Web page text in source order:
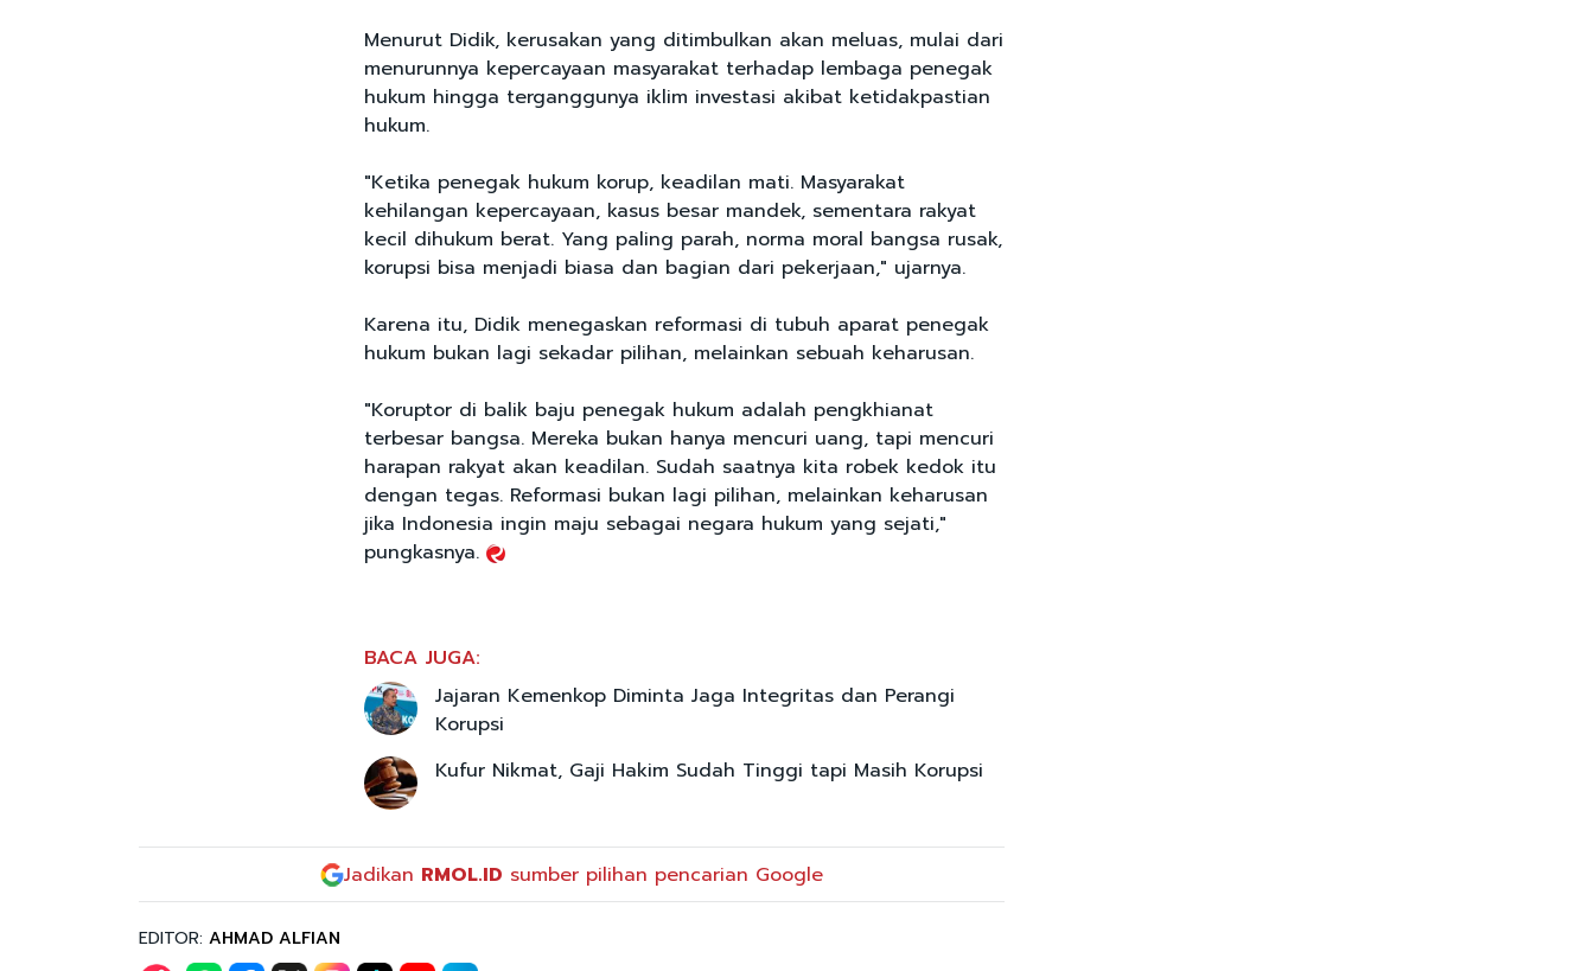
Menurut Didik, kerusakan yang ditimbulkan akan meluas, mulai dari
menurunnya kepercayaan masyarakat terhadap lembaga penegak
hukum hingga terganggunya iklim investasi akibat ketidakpastian
hukum.
"Ketika penegak hukum korup, keadilan mati. Masyarakat
kehilangan kepercayaan, kasus besar mandek, sementara rakyat
kecil dihukum berat. Yang paling parah, norma moral bangsa rusak,
korupsi bisa menjadi biasa dan bagian dari pekerjaan," ujarnya.
Karena itu, Didik menegaskan reformasi di tubuh aparat penegak
hukum bukan lagi sekadar pilihan, melainkan sebuah keharusan.
"Koruptor di balik baju penegak hukum adalah pengkhianat
terbesar bangsa. Mereka bukan hanya mencuri uang, tapi mencuri
harapan rakyat akan keadilan. Sudah saatnya kita robek kedok itu
dengan tegas. Reformasi bukan lagi pilihan, melainkan keharusan
jika Indonesia ingin maju sebagai negara hukum yang sejati,"
pungkasnya.
BACA JUGA:
Jajaran Kemenkop Diminta Jaga Integritas dan Perangi
Korupsi
Kufur Nikmat, Gaji Hakim Sudah Tinggi tapi Masih Korupsi
Jadikan RMOL.ID sumber pilihan pencarian Google
EDITOR: AHMAD ALFIAN